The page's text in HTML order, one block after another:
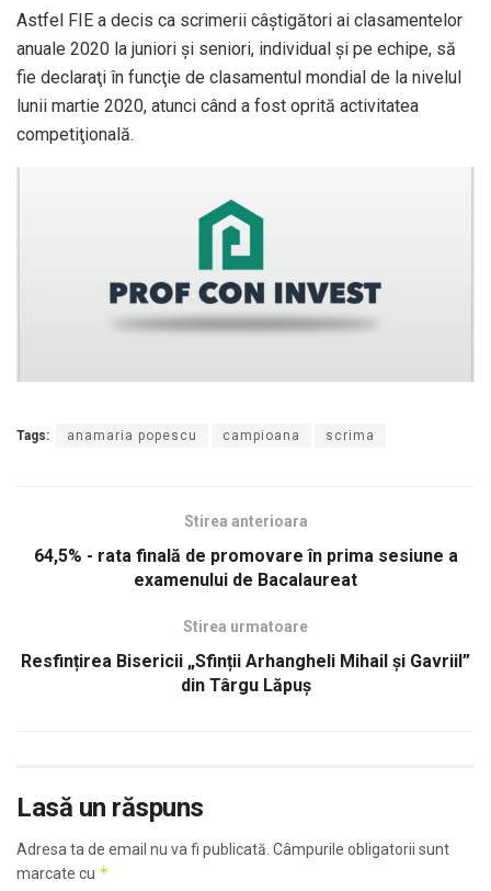
Astfel FIE a decis ca scrimerii câştigători ai clasamentelor
anuale 2020 la juniori şi seniori, individual şi pe echipe, să
fie declaraţi în funcţie de clasamentul mondial de la nivelul
lunii martie 2020, atunci când a fost oprită activitatea
competiţională.
Tags: anamaria popescu campioana scrima
Stirea anterioara
64,5% - rata finală de promovare în prima sesiune a
examenului de Bacalaureat
Stirea urmatoare
Resfințirea Bisericii „Sfinții Arhangheli Mihail și Gavriil”
din Târgu Lăpuș
Lasă un răspuns
Adresa ta de email nu va fi publicată. Câmpurile obligatorii sunt
marcate cu *